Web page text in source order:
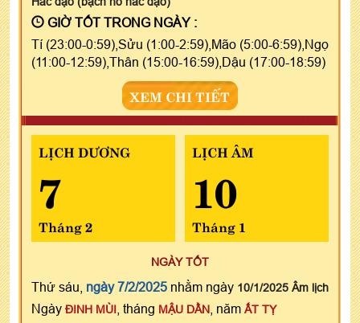
GIỜ TỐT TRONG NGÀY :
Tí (23:00-0:59),Sửu (1:00-2:59),Mão (5:00-6:59),Ngọ
(11:00-12:59),Thân (15:00-16:59),Dậu (17:00-18:59)
XEM CHI TIẾT
LỊCH DƯƠNG
7
Tháng 2
LỊCH ÂM
10
Tháng 1
NGÀY TỐT
Thứ sáu, ngày 7/2/2025 nhằm ngày 10/1/2025 Âm lịch
Ngày ĐINH MÙI , tháng MẬU DẦN , năm ẤT TỴ